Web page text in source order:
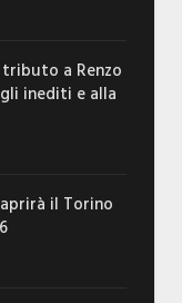
a Renzo
inediti e alla
il Torino